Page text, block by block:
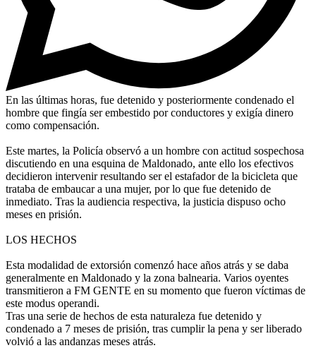
En las últimas horas, fue detenido y posteriormente condenado el
hombre que fingía ser embestido por conductores y exigía dinero
como compensación.
Este martes, la Policía observó a un hombre con actitud sospechosa
discutiendo en una esquina de Maldonado, ante ello los efectivos
decidieron intervenir resultando ser el estafador de la bicicleta que
trataba de embaucar a una mujer, por lo que fue detenido de
inmediato. Tras la audiencia respectiva, la justicia dispuso ocho
meses en prisión.
LOS HECHOS
Esta modalidad de extorsión comenzó hace años atrás y se daba
generalmente en Maldonado y la zona balnearia. Varios oyentes
transmitieron a FM GENTE en su momento que fueron víctimas de
este modus operandi.
Tras una serie de hechos de esta naturaleza fue detenido y
condenado a 7 meses de prisión, tras cumplir la pena y ser liberado
volvió a las andanzas meses atrás.